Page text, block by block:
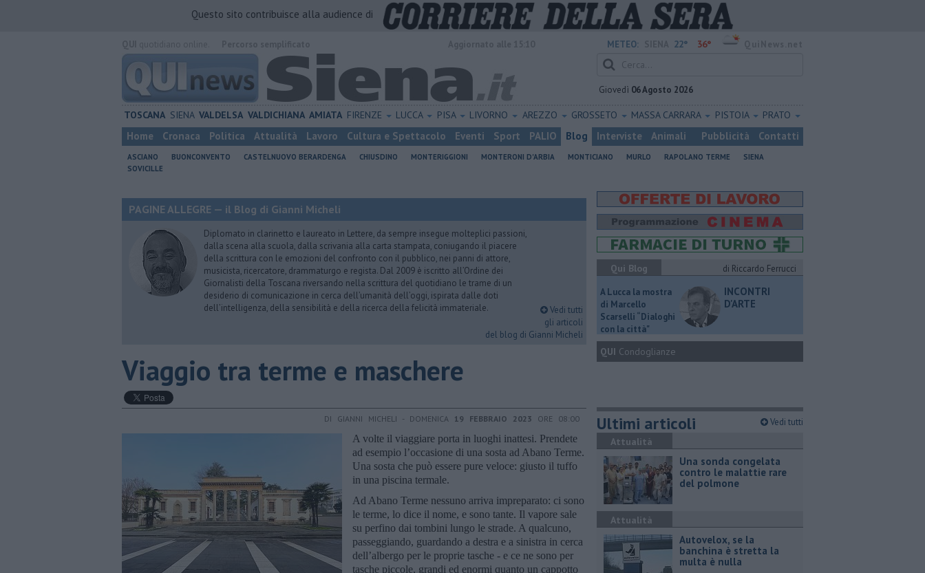
Questo sito contribuisce alla audience di
METEO: 22° 36°
Giovedì 06 Agosto 2026
TOSCANA SIENA VALDELSA VALDICHIANA AMIATA FIRENZE LUCCA PISA LIVORNO AREZZO GROSSETO MASSA CARRARA PISTOIA PRATO
Home Cronaca Politica Attualità Lavoro Cultura e Spettacolo Eventi Sport PALIO Blog Interviste Animali Pubblicità Contatti
ASCIANO BUONCONVENTO CASTELNUOVO BERARDENGA CHIUSDINO MONTERIGGIONI MONTERONI D'ARBIA MONTICIANO MURLO RAPOLANO TERME
SIENA
SOVICILLE
PAGINE ALLEGRE — il Blog di Gianni Micheli
Diplomato in clarinetto e laureato in Lettere, da sempre insegue molteplici passioni,
dalla scena alla scuola, dalla scrivania alla carta stampata, coniugando il piacere
della scrittura con le emozioni del confronto con il pubblico, nei panni di attore,
musicista, ricercatore, drammaturgo e regista. Dal 2009 è iscritto all’Ordine dei
Giornalisti della Toscana riversando nella scrittura del quotidiano le trame di un
desiderio di comunicazione in cerca dell’umanità dell’oggi, ispirata dalle doti
dell’intelligenza, della sensibilità e della ricerca della felicità immateriale.
Vedi tutti
gli articoli
del blog di Gianni Micheli
​Viaggio tra terme e maschere
DI GIANNI MICHELI - DOMENICA 19 FEBBRAIO 2023 ORE 08:00
A volte il viaggiare porta in luoghi inattesi. Prendete
ad esempio l’occasione di una sosta ad Abano Terme.
Una sosta che può essere pure veloce: giusto il tuffo
in una piscina termale.
Ad Abano Terme nessuno arriva impreparato: ci sono
le terme, lo dice il nome, e sono tante. Il vapore sale
su perfino dai tombini lungo le strade. A qualcuno,
passeggiando, guardando a destra e a sinistra in cerca
dell’albergo per le proprie tasche - e ce ne sono per
tasche piccole, grandi ed enormi quanto un cappotto
Qui Blog
di Riccardo Ferrucci
A Lucca la mostra
di Marcello
Scarselli “Dialoghi
con la città"
INCONTRI
D'ARTE
QUI Condoglianze
Ultimi articoli Vedi tutti
Attualità
Una sonda congelata
contro le malattie rare
del polmone
Attualità
Autovelox, se la
banchina è stretta la
multa è nulla